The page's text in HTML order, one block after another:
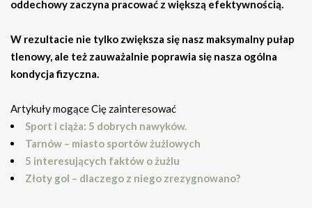
oddechowy zaczyna pracować z większą efektywnością.
W rezultacie nie tylko zwiększa się nasz maksymalny pułap
tlenowy, ale też zauważalnie poprawia się nasza ogólna
kondycja fizyczna.
Artykuły mogące Cię zainteresować
Sport i ciąża: 5 dobrych nawyków.
Tarnów – miasto sportów żużlowych
5 interesujących faktów o żużlu
Złoty gol – dlaczego z niego zrezygnowano?